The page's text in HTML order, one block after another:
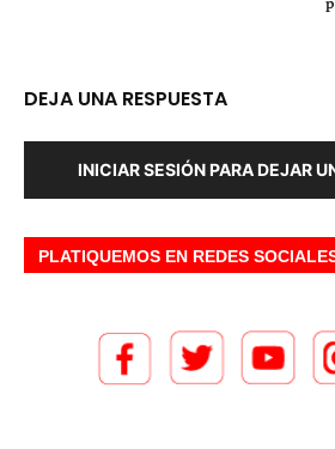
DEJA UNA RESPUESTA
INICIAR SESIÓN PARA DEJAR
PLATIQUEMOS EN REDES